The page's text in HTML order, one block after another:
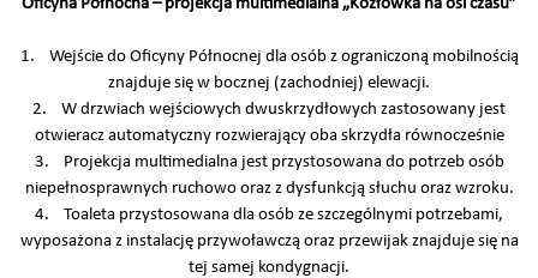
Oficyna Północna – projekcja multimedialna „Kozłówka na osi czasu”
1. Wejście do Oficyny Północnej dla osób z ograniczoną mobilnością
znajduje się w bocznej (zachodniej) elewacji.
2. W drzwiach wejściowych dwuskrzydłowych zastosowany jest
otwieracz automatyczny rozwierający oba skrzydła równocześnie
3. Projekcja multimedialna jest przystosowana do potrzeb osób
niepełnosprawnych ruchowo oraz z dysfunkcją słuchu oraz wzroku.
4. Toaleta przystosowana dla osób ze szczególnymi potrzebami,
wyposażona z instalację przywoławczą oraz przewijak znajduje się na
tej samej kondygnacji.